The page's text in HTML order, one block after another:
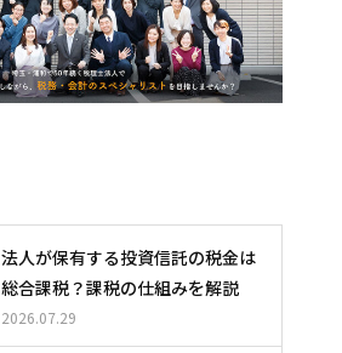
法人が保有する投資信託の税金は
総合課税？課税の仕組みを解説
2026.07.29